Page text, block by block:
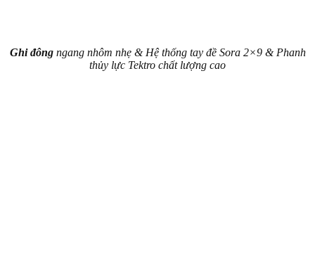
Ghi đôngngang nhôm nhẹ & Hệ thống tay đề Sora 2×9 & Phanh
thủy lực Tektro chất lượng cao